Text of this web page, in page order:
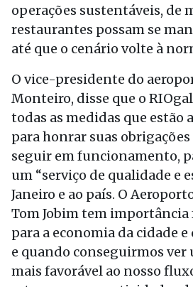
operações sustentáveis, de
restaurantes possam se
até que o cenário volte à
O vice-presidente do
Monteiro, disse que o
todas as medidas que estão
para honrar suas
seguir em funcionamento,
um “serviço de qualidade e
Janeiro e ao país. O
Tom Jobim tem
para a economia da cidade e
e quando conseguirmos
mais favorável ao nosso